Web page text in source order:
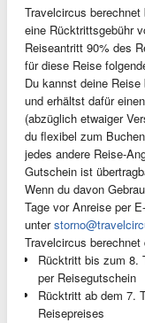
Travelcircus
eine Rücktrittsgebühr
Reiseantritt 90% des
für diese Reise
Du kannst deine
und erhältst dafür
(abzüglich etwaiger
du flexibel zum
jedes andere Reise-
Gutschein ist
Wenn du davon
Tage vor Anreise per
unter
Travelcircus
Rücktritt bis zum 8.
per Reisegutschein
Rücktritt ab dem 7.
Reisepreises